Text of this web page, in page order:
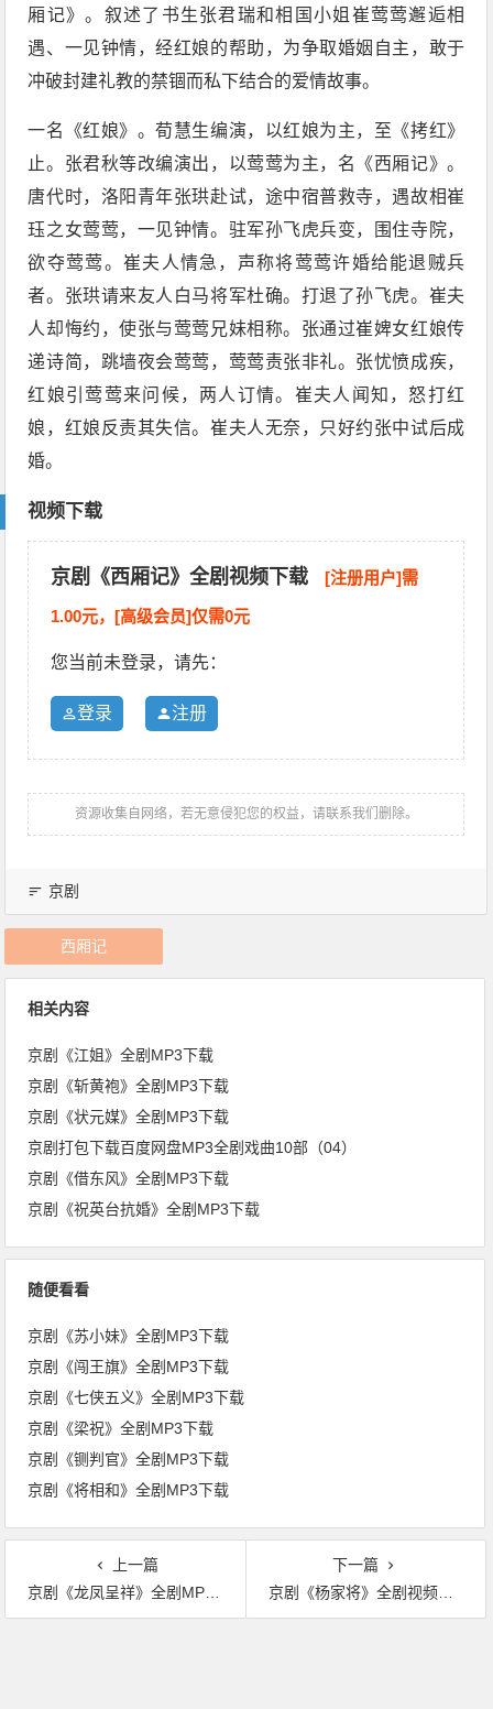
厢记》。叙述了书生张君瑞和相国小姐崔莺莺邂逅相
遇、一见钟情，经红娘的帮助，为争取婚姻自主，敢于
冲破封建礼教的禁锢而私下结合的爱情故事。
一名《红娘》。荀慧生编演，以红娘为主，至《拷红》
止。张君秋等改编演出，以莺莺为主，名《西厢记》。
唐代时，洛阳青年张珙赴试，途中宿普救寺，遇故相崔
珏之女莺莺，一见钟情。驻军孙飞虎兵变，围住寺院，
欲夺莺莺。崔夫人情急，声称将莺莺许婚给能退贼兵
者。张珙请来友人白马将军杜确。打退了孙飞虎。崔夫
人却悔约，使张与莺莺兄妹相称。张通过崔婢女红娘传
递诗简，跳墙夜会莺莺，莺莺责张非礼。张忧愤成疾，
红娘引莺莺来问候，两人订情。崔夫人闻知，怒打红
娘，红娘反责其失信。崔夫人无奈，只好约张中试后成
婚。
视频下载
京剧《西厢记》全剧视频下载 [注册用户]需
1.00元，[高级会员]仅需0元
您当前未登录，请先：
登录 注册
资源收集自网络，若无意侵犯您的权益，请联系我们删除。
京剧
西厢记
相关内容
京剧《江姐》全剧MP3下载
京剧《斩黄袍》全剧MP3下载
京剧《状元媒》全剧MP3下载
京剧打包下载百度网盘MP3全剧戏曲10部（04）
京剧《借东风》全剧MP3下载
京剧《祝英台抗婚》全剧MP3下载
随便看看
京剧《苏小妹》全剧MP3下载
京剧《闯王旗》全剧MP3下载
京剧《七侠五义》全剧MP3下载
京剧《梁祝》全剧MP3下载
京剧《铡判官》全剧MP3下载
京剧《将相和》全剧MP3下载
上一篇
京剧《龙凤呈祥》全剧MP3下载
下一篇
京剧《杨家将》全剧视频下载